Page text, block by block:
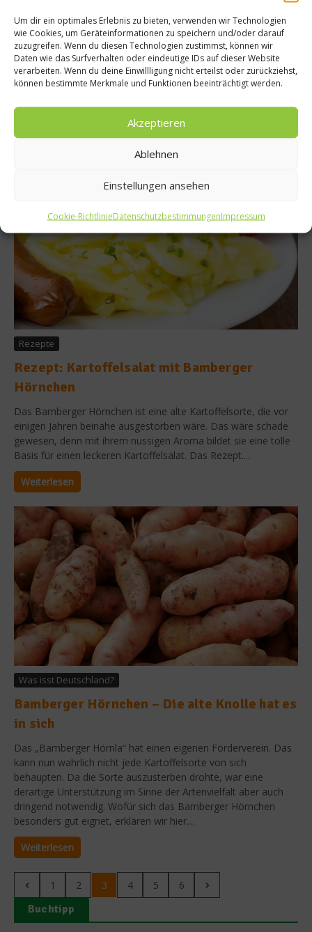
Um dir ein optimales Erlebnis zu bieten, verwenden wir Technologien
wie Cookies, um Geräteinformationen zu speichern und/oder darauf
zuzugreifen. Wenn du diesen Technologien zustimmst, können wir
Daten wie das Surfverhalten oder eindeutige IDs auf dieser Website
verarbeiten. Wenn du deine Einwillligung nicht erteilst oder zurückziehst,
können bestimmte Merkmale und Funktionen beeinträchtigt werden.
Akzeptieren
Ablehnen
Einstellungen ansehen
Cookie-RichtlinieDatenschutzbestimmungenImpressum
Rezept: Tiroler Gröstl
Die Tiroler Tourismusregion Lechtal/Reutte setzt in diesem
Winter voll auf den Genuss. Sei es beim Wandern in der
Naturparkregion oder aber bei der Einkehr in eine der
zahlreichen Hütten. Wir haben die passenden Rezepte. Den
Anfang macht ein Tiroler Gröstl....
Rezepte
Rezept: Kartoffelsalat mit Bamberger
Hörnchen
Das Bamberger Hörnchen ist eine alte Kartoffelsorte, die vor
einigen Jahren beinahe ausgestorben wäre. Das wäre schade
gewesen, denn mit ihrem nussigen Aroma bildet sie eine tolle
Basis für einen leckeren Kartoffelsalat. Das Rezept....
Weiterlesen
Was isst Deutschland?
Bamberger Hörnchen – Die alte Knolle hat es
in sich
Das „Bamberger Hörnla“ hat einen eigenen Förderverein. Das
kann nun wahrlich nicht jede Kartoffelsorte von sich
behaupten. Da die Sorte auszusterben drohte, war eine
derartige Unterstützung im Sinne der Artenvielfalt aber auch
dringend notwendig. Wofür sich das Bamberger Hörnchen
besonders gut eignet, erklären wir hier....
Weiterlesen
1 2 3 4 5 6
Buchtipp